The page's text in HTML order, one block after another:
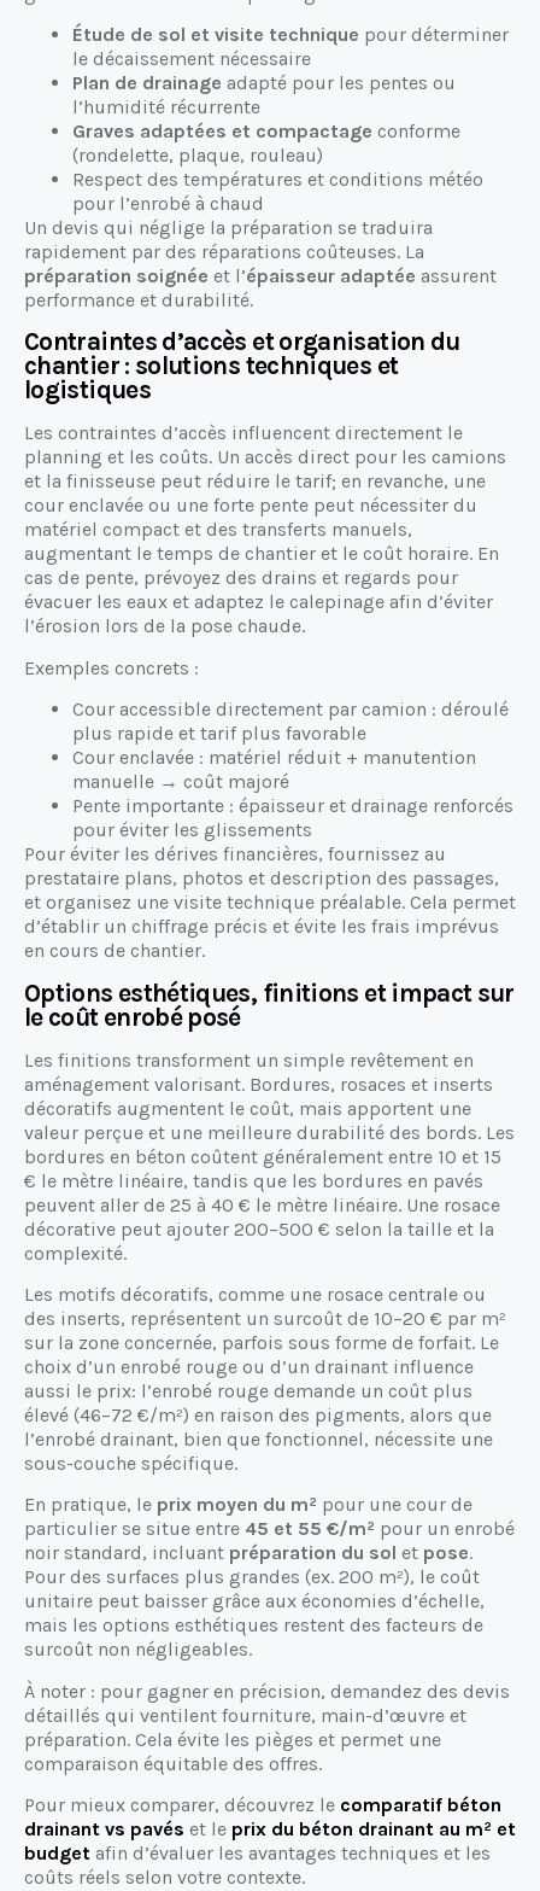
Étude de sol et visite technique pour déterminer
le décaissement nécessaire
Plan de drainage adapté pour les pentes ou
l’humidité récurrente
Graves adaptées et compactage conforme
(rondelette, plaque, rouleau)
Respect des températures et conditions météo
pour l’enrobé à chaud
Un devis qui néglige la préparation se traduira
rapidement par des réparations coûteuses. La
préparation soignée et l’épaisseur adaptée assurent
performance et durabilité.
Contraintes d’accès et organisation du
chantier : solutions techniques et
logistiques
Les contraintes d’accès influencent directement le
planning et les coûts. Un accès direct pour les camions
et la finisseuse peut réduire le tarif; en revanche, une
cour enclavée ou une forte pente peut nécessiter du
matériel compact et des transferts manuels,
augmentant le temps de chantier et le coût horaire. En
cas de pente, prévoyez des drains et regards pour
évacuer les eaux et adaptez le calepinage afin d’éviter
l’érosion lors de la pose chaude.
Exemples concrets :
Cour accessible directement par camion : déroulé
plus rapide et tarif plus favorable
Cour enclavée : matériel réduit + manutention
manuelle → coût majoré
Pente importante : épaisseur et drainage renforcés
pour éviter les glissements
Pour éviter les dérives financières, fournissez au
prestataire plans, photos et description des passages,
et organisez une visite technique préalable. Cela permet
d’établir un chiffrage précis et évite les frais imprévus
en cours de chantier.
Options esthétiques, finitions et impact sur
le coût enrobé posé
Les finitions transforment un simple revêtement en
aménagement valorisant. Bordures, rosaces et inserts
décoratifs augmentent le coût, mais apportent une
valeur perçue et une meilleure durabilité des bords. Les
bordures en béton coûtent généralement entre 10 et 15
€ le mètre linéaire, tandis que les bordures en pavés
peuvent aller de 25 à 40 € le mètre linéaire. Une rosace
décorative peut ajouter 200–500 € selon la taille et la
complexité.
Les motifs décoratifs, comme une rosace centrale ou
des inserts, représentent un surcoût de 10–20 € par m²
sur la zone concernée, parfois sous forme de forfait. Le
choix d’un enrobé rouge ou d’un drainant influence
aussi le prix: l’enrobé rouge demande un coût plus
élevé (46–72 €/m²) en raison des pigments, alors que
l’enrobé drainant, bien que fonctionnel, nécessite une
sous-couche spécifique.
En pratique, le prix moyen du m² pour une cour de
particulier se situe entre 45 et 55 €/m² pour un enrobé
noir standard, incluant préparation du sol et pose.
Pour des surfaces plus grandes (ex. 200 m²), le coût
unitaire peut baisser grâce aux économies d’échelle,
mais les options esthétiques restent des facteurs de
surcoût non négligeables.
À noter : pour gagner en précision, demandez des devis
détaillés qui ventilent fourniture, main-d’œuvre et
préparation. Cela évite les pièges et permet une
comparaison équitable des offres.
Pour mieux comparer, découvrez le comparatif béton
drainant vs pavés et le prix du béton drainant au m² et
budget afin d’évaluer les avantages techniques et les
coûts réels selon votre contexte.